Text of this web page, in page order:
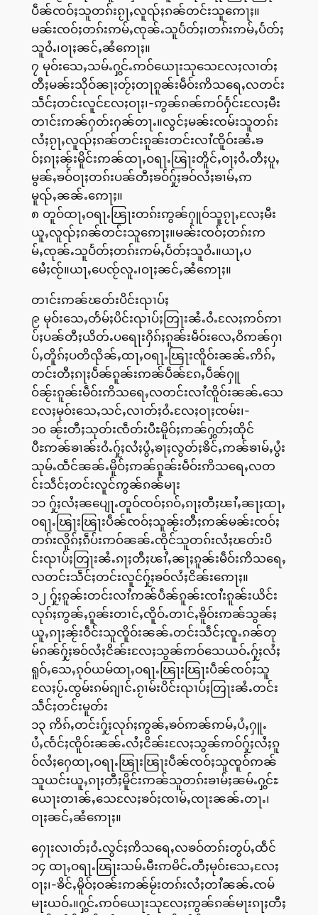
ပဵၼ်ၸဝ်ႈသူတၵ်းၵႂႃႇလူၺ်ႈၵၼ်တင်းသူဢေႃႈ။
မၼ်းၸဝ်ႈတၵ်းဢမ်ႇၸုၼ်ႉသူပႅတ်ႈ၊တၵ်းဢမ်ႇပႅတ်ႈ
သူဝႆႉ၊ဝႃႈၼင်ႇၼႆဢေႃႈ။
၇ မုဝ်းသေႇသမ်ႉႁွင်ႉဢဝ်ယေႃးသုသေလႄႈလၢတ်ႈ
တီႈမၼ်းသိုဝ်ၼႃႈတႂ်ႈတႃၵူၼ်းမဵဝ်းဢိသရေႇလတင်း
သဵင်ႈတင်းလူင်လႄႈဝႃႈ၊-ဢွၼ်ၵၼ်ဢဝ်ႁႅင်းလႄႈမီး
တၢင်းဢၼ်ႁတ်းႁၼ်တႃႉ။လွင်ႈမၼ်းၸမ်းသူတၵ်း
လႆႈၵႂႃႇလူၺ်ႈၵၼ်တင်းၵူၼ်းတင်းလၢႆၸိူဝ်းၼႆႉၶ
ဝ်ႈၵႃႈၼႂ်းမိူင်းဢၼ်ထႃႇဝရႃႉၽြႃးတိူင်ႇဝႃႈဝႆႉတီႈပူႇ
မွၼ်ႇၶဝ်ဝႃႈတၵ်းပၼ်တီႈၶဝ်ႁႂ်ႈၶဝ်လႆႈၶၢမ်ႇဢ
မူၺ်ႇၼၼ်ႉဢေႃႈ။
၈ တူဝ်ထႃႇဝရႃႉၽြႃးတၵ်းဢွၼ်ႁူဝ်သူၵႂႃႇလႄႈမီး
ယူႇလူၺ်ႈၵၼ်တင်းသူဢေႃႈ။မၼ်းၸဝ်ႈတၵ်းဢ
မ်ႇၸုၼ်ႉသူပႅတ်ႈတၵ်းဢမ်ႇပႅတ်ႈသူဝႆႉ။ယႃႇပ
မေႆႈၸႂ်။ယႃႇပေၸႂ်လူႉ၊ဝႃႈၼင်ႇၼႆဢေႃႈ။
တၢင်းဢၼ်ၽတ်းပိင်းၺၢပ်ႈ
၉ မုဝ်းသေႇတႅမ်ႈပိင်းၺၢပ်ႈတြႃးၼႆႉဝႆႉလႄႈဢဝ်ဢၢ
ပ်ႈပၼ်တီႈယိတ်ႉပရေႃးႁိၵ်ႈၵူၼ်းမဵဝ်းလေႇဝိဢၼ်ႁၢ
ပ်ႇတိူၵ်ႈပတိၺိၼ်ႇထႃႇဝရႃႉၽြႃးၸိူဝ်းၼၼ်ႉဢိၵ်ႇ
တင်းတီႈၵႃႈပဵၼ်ၵူၼ်းဢၼ်ပဵၼ်ၵႄႇပဵၼ်ႁူ
ဝ်ၼႂ်းၵူၼ်းမဵဝ်းဢိသရေႇလတင်းလၢႆၸိူဝ်းၼၼ်ႉသေ
လႄႈမုဝ်းသေႇသင်ႇလၢတ်ႈဝႆႉလႄႈဝႃႈၸမ်း၊-
၁၀ ၼႂ်းတီႈသုတ်းၸဵတ်းပီႊမိူဝ်ႈဢၼ်ႁွတ်ႈထိုင်
ပီႊဢၼ်ၶၢၼ်းဝႆႉႁႂ်ႈလႆႈပွႆႇၶႃႈလွတ်ႈၶိင်ႇဢၼ်ၶၢမ်ႇပွႆး
သုမ်ႉထဵင်ၼၼ်ႉမိူဝ်ႈဢၼ်ၵူၼ်းမဵဝ်းဢိသရေႇလတ
င်းသဵင်ႈတင်းလူင်ဢွၼ်ၵၼ်မႃး
၁၁ ႁႂ်ႈလႆႈၼပျေႃႉတူဝ်ၸဝ်ႈၵဝ်ႇၵႃႈတီႈၽၢႆႇၼႃႈထႃႇ
ဝရႃႉၽြႃးၽြႃးပဵၼ်ၸဝ်ႈသူၼႂ်းတီႈဢၼ်မၼ်းၸဝ်ႈ
တၵ်းလိူၵ်ႈၵဵပ်းဢဝ်ၼၼ်ႉၸိုင်သူတၵ်းလႆႈၽတ်းပိ
င်းၺၢပ်ႈတြႃးၼႆႉၵႃႈတီႈၽၢႆႇၼႃႈၵူၼ်းမဵဝ်းဢိသရေႇ
လတင်းသဵင်ႈတင်းလူင်ႁႂ်ႈၶဝ်လႆႈငိၼ်းဢေႃႈ။
၁၂ ႁႂ်ႈၵူၼ်းတင်းလၢႆဢၼ်ပဵၼ်ၵူၼ်းၸၢႆးၵူၼ်းယိင်း
လုၵ်ႈဢွၼ်ႇၵူၼ်းတၢင်ႇၸိူဝ်ႉတၢင်ႇၶိူဝ်းဢၼ်သွၼ်ႈ
ယူႇၵႃႈၼႂ်းဝဵင်းသူၸိူဝ်းၼၼ်ႉတင်းသဵင်ႈၸူႉၵၼ်တု
မ်ၵၼ်ႁႂ်ႈၶဝ်လႆႈငိၼ်းလႄႈသွၼ်ဢဝ်သေယဝ်ႉႁႂ်ႈလႆႈ
ရူဝ်ႇသေႇၵုဝ်ယမ်ထႃႇဝရႃႉၽြႃးၽြႃးပဵၼ်ၸဝ်ႈသူ
လႄႈပႂ်ႉၸွမ်းၵမ်ၵျၢင်ႉၵႂၢမ်းပိင်းၺၢပ်ႈတြႃးၼႆႉတင်း
သဵင်ႈတင်းမူတ်း
၁၃ ဢိၵ်ႇတင်းႁႂ်ႈလုၵ်ႈဢွၼ်ႇၶဝ်ဢၼ်ဢမ်ႇပႆႇႁူႉ
ပႆႇၸႅင်ႈၸိူဝ်းၼၼ်ႉလႆႈငိၼ်းလႄႈသွၼ်ဢဝ်ႁႂ်ႈလႆႈၵူ
ဝ်လႆႈႁေထႃႇဝရႃႉၽြႃးၽြႃးပဵၼ်ၸဝ်ႈသူၸူဝ်ဢၼ်
သူယင်းယူႇၵႃႈတီႈမိူင်းဢၼ်သူတၵ်းၶၢမ်ႈၼမ်ႉႁွင်ႊ
ယေႃးတၢၼ်ႇသေလႄႈၶဝ်ႈၸၢမ်ႇၸႃးၼၼ်ႉတႃႉ၊
ဝႃႈၼင်ႇၼႆဢေႃႈ။
ႁေႃးလၢတ်ႈဝႆႉလွင်ႈဢိသရေႇလၶဝ်တၵ်းတွပ်ႇထဵင်
၁၄ ထႃႇဝရႃႉၽြႃးသမ်ႉမီးဢမိင်ႉတီႈမုဝ်းသေႇလႄႈ
ဝႃႈ၊-ၶိင်ႇမိူဝ်ႈဝၼ်းဢၼ်မႂ်းတၵ်းလႆႈတၢႆၼၼ်ႉၸမ်
မႃးယဝ်ႉ။ႁွင်ႉဢဝ်ယေႃးသုလႄႈဢွၼ်ၵၼ်မႃးၵႃႈတီႈ